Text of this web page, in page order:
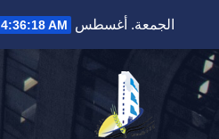
content
الجمعة. أغسطس 7th, 2026 4:36:18 AM